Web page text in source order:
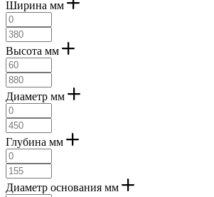
сатиновый (
светло-зеленый (
серебряный (
серо-коричневый (
серый (
синий (
сосна (
темно-коричневый (
хромированный (
цинк состаренный (
черный (
черный-античный (
черный-прозрачный (11
Ширина мм
Высота мм
Диаметр мм
Глубина мм
Диаметр основания мм